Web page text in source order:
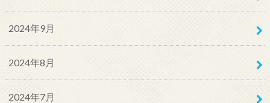
2024年9月
2024年8月
2024年7月